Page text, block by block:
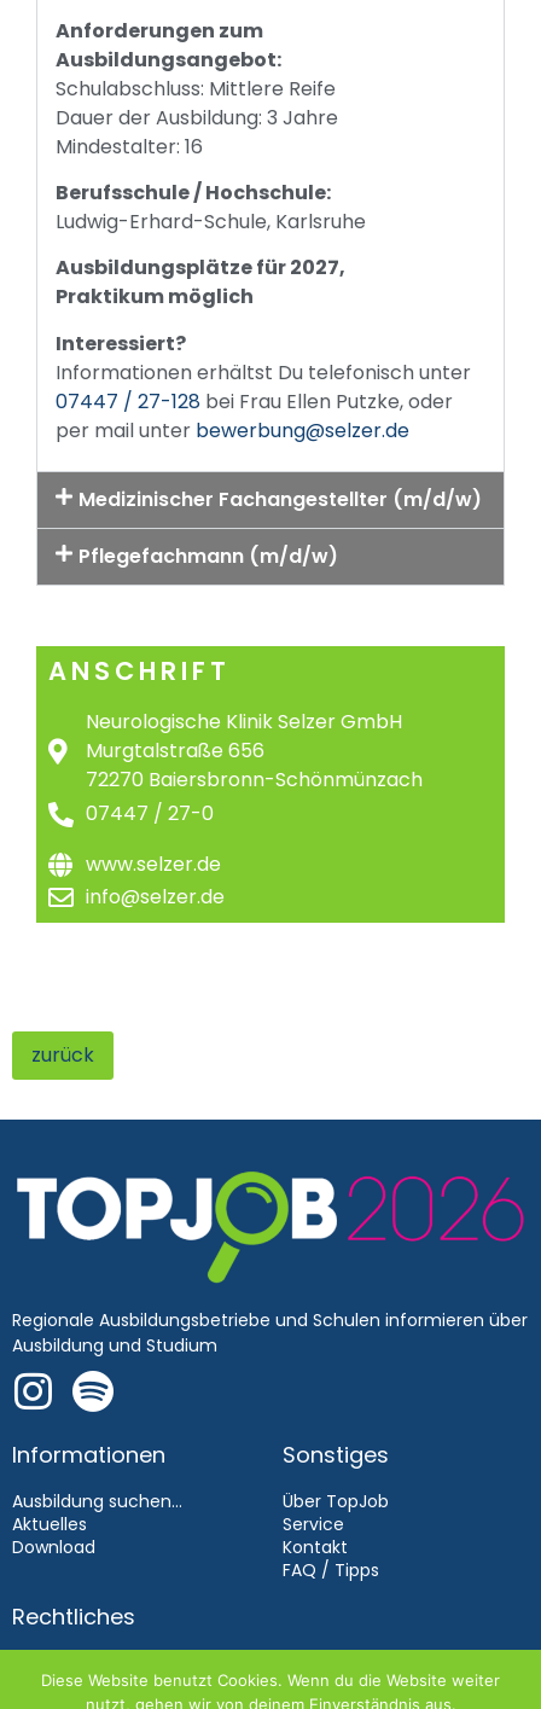
Anforderungen zum
Ausbildungsangebot:
Schulabschluss: Mittlere Reife
Dauer der Ausbildung: 3 Jahre
Mindestalter: 16
Berufsschule / Hochschule:
Ludwig-Erhard-Schule, Karlsruhe
Ausbildungsplätze für 2027,
Praktikum möglich
Interessiert?
Informationen erhältst Du telefonisch unter
07447 / 27-128 bei Frau Ellen Putzke, oder
per mail unter bewerbung@selzer.de
Medizinischer Fachangestellter (m/d/w)
Pflegefachmann (m/d/w)
ANSCHRIFT
Neurologische Klinik Selzer GmbH
Murg­tal­stra­ße 656
72270 Bai­ers­bronn-Schön­münzach
07447 / 27-0
www.selzer.de
info@selzer.de
zurück
Regionale Ausbildungsbetriebe und Schulen informieren über
Ausbildung und Studium
Informationen
Ausbildung suchen...
Aktuelles
Download
Sonstiges
Über TopJob
Service
Kontakt
FAQ / Tipps
Rechtliches
Datenschutz
Diese Website benutzt Cookies. Wenn du die Website weiter
nutzt, gehen wir von deinem Einverständnis aus.